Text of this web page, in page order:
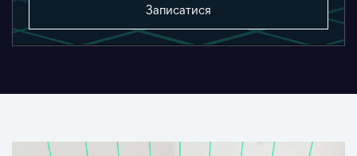
Записатися